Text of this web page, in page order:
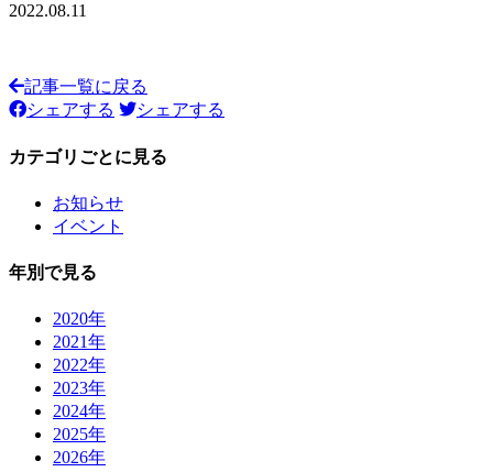
2022.08.11
記事一覧に戻る
シェアする
シェアする
カテゴリごとに見る
お知らせ
イベント
年別で見る
2020年
2021年
2022年
2023年
2024年
2025年
2026年